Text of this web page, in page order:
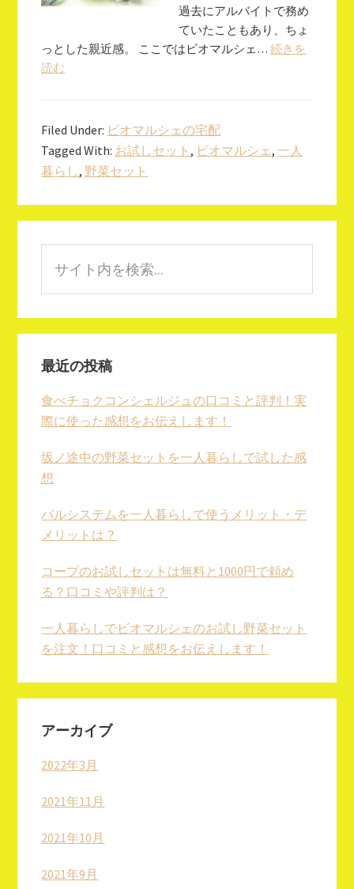
過去にアルバイトで務め
ていたこともあり、ちょ
っとした親近感。 ここではビオマルシェ…続きを
読む
Filed Under: ビオマルシェの宅配
Tagged With: お試しセット, ビオマルシェ,一人
暮らし, 野菜セット
Sidebar
ト
内
を
検
索...
最近の投稿
食べチョクコンシェルジュの口コミと評判！実
際に使った感想をお伝えします！
坂ノ途中の野菜セットを一人暮らしで試した感
想
パルシステムを一人暮らしで使うメリット・デ
メリットは？
コープのお試しセットは無料と1000円で頼め
る？口コミや評判は？
一人暮らしでビオマルシェのお試し野菜セット
を注文！口コミと感想をお伝えします！
アーカイブ
2022年3月
2021年11月
2021年10月
2021年9月